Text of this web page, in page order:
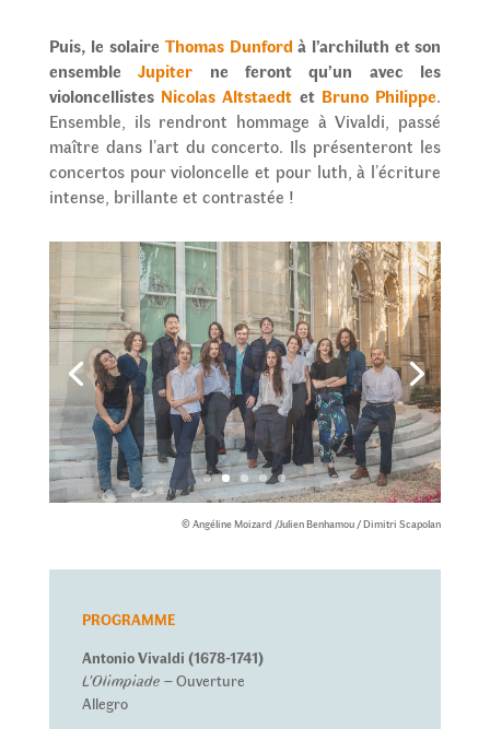
Puis, le solaire Thomas Dunford à l’archiluth et son
ensembleJupiter ne feront qu’un avec les
violoncellistesNicolas Altstaedt et Bruno Philippe.
Ensemble, ils rendront hommage à Vivaldi, passé
maître dans l’art du concerto. Ils présenteront les
concertos pour violoncelle et pour luth, à l’écriture
intense, brillante et contrastée !
© Angéline Moizard /Julien Benhamou / Dimitri Scapolan
PROGRAMME
Antonio Vivaldi (1678-1741)
L’Olimpiade – Ouverture
Allegro